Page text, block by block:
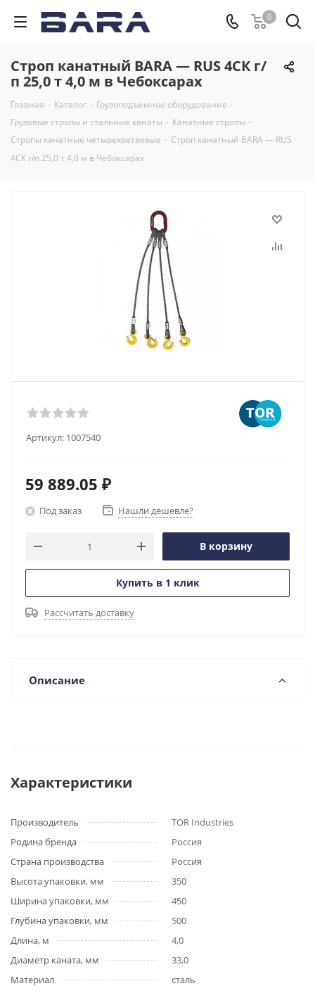
0
Строп канатный BARA — RUS 4СК г/
п 25,0 т 4,0 м в Чебоксарах
Главная - Каталог - Грузоподъемное оборудование -
Грузовые стропы и стальные канаты - Канатные стропы -
Стропы канатные четырехветвевые - Строп канатный BARA — RUS
4СК г/п 25,0 т 4,0 м в Чебоксарах
Артикул: 1007540
59 889.05 ₽
Под заказ Нашли дешевле?
В корзину
Купить в 1 клик
Рассчитать доставку
Описание
Характеристики
Производитель
TOR Industries
Родина бренда
Россия
Страна производства
Россия
Высота упаковки, мм
350
Ширина упаковки, мм
450
Глубина упаковки, мм
500
Длина, м
4,0
Диаметр каната, мм
33,0
Материал
сталь